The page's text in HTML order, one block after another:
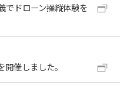
織について
でドローン操縦体験を
開催しました。